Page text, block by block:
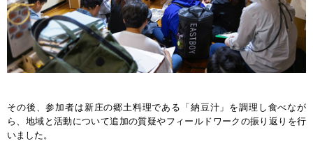
その後、参加者は新庄の郷土料理である「納豆汁」を調理し食べなが
ら、地域と活動について追加の質疑やフィールドワークの振り返りを行
いました。